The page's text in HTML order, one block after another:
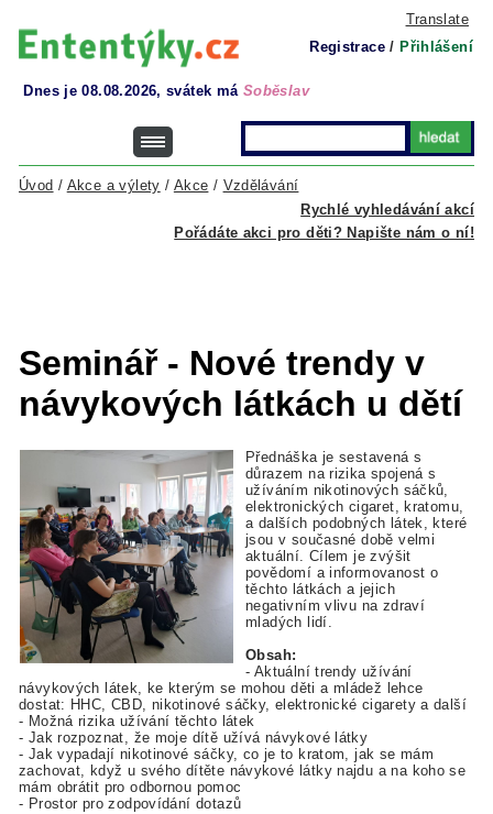
Translate
Registrace / Přihlášení
Dnes je 08.08.2026, svátek má Soběslav
Rychlé vyhledávání akcí
Úvod / Akce a výlety / Akce / Vzdělávání
Pořádáte akci pro děti? Napište nám o ní!
Seminář - Nové trendy v
návykových látkách u dětí
Přednáška je sestavená s
důrazem na rizika spojená s
užíváním nikotinových sáčků,
elektronických cigaret, kratomu,
a dalších podobných látek, které
jsou v současné době velmi
aktuální. Cílem je zvýšit
povědomí a informovanost o
těchto látkách a jejich
negativním vlivu na zdraví
mladých lidí.
Obsah:
- Aktuální trendy užívání
návykových látek, ke kterým se mohou děti a mládež lehce
dostat: HHC, CBD, nikotinové sáčky, elektronické cigarety a další
- Možná rizika užívání těchto látek
- Jak rozpoznat, že moje dítě užívá návykové látky
- Jak vypadají nikotinové sáčky, co je to kratom, jak se mám
zachovat, když u svého dítěte návykové látky najdu a na koho se
mám obrátit pro odbornou pomoc
- Prostor pro zodpovídání dotazů